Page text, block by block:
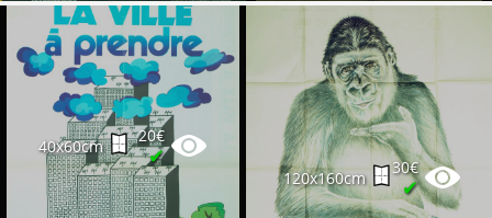
40x60cm
20€
✔
120x160cm
30€
✔